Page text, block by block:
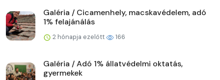
Galéria / Cicamenhely, macskavédelem, adó
1% felajánálás
2 hónapja ezelőtt 166
Galéria / Adó 1% állatvédelmi oktatás,
gyermekek